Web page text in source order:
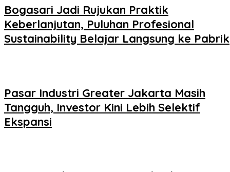
Bogasari Jadi Rujukan Praktik
Keberlanjutan, Puluhan Profesional
Sustainability Belajar Langsung ke Pabrik
Pasar Industri Greater Jakarta Masih
Tangguh, Investor Kini Lebih Selektif
Ekspansi